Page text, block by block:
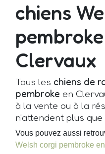
chiens
Clervaux
Tous les chiens de
pembroke en
à la vente ou à la
n'attendent plus que
Vous pouvez aussi
Welsh corgi pembroke